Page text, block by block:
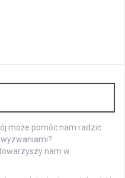
może pomóc nam radzić
nam w